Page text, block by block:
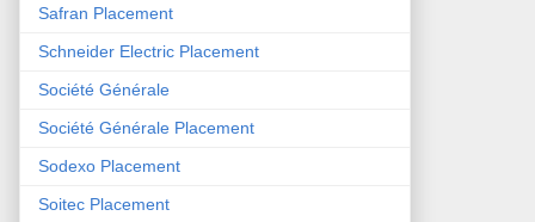
Safran Placement
Schneider Electric Placement
Société Générale
Société Générale Placement
Sodexo Placement
Soitec Placement